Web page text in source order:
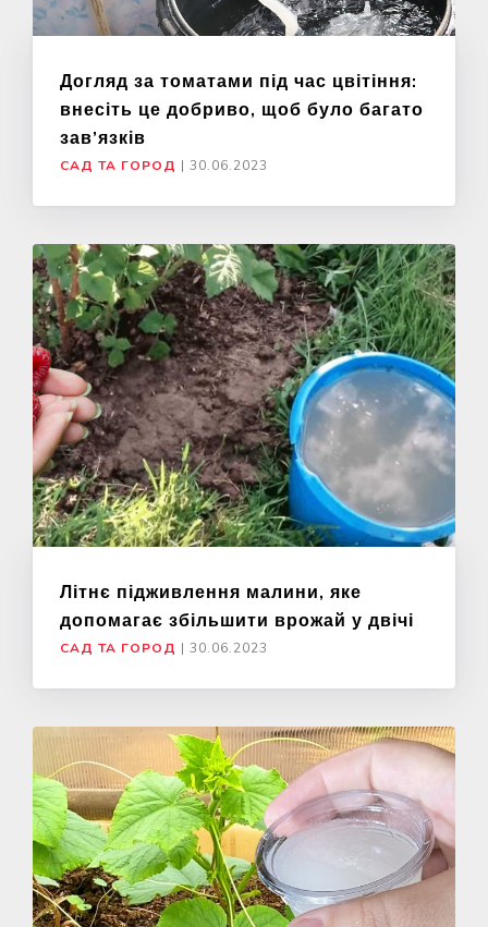
Догляд за томатами під час цвітіння:
внесіть це добриво, щоб було багато
зав’язків
САД ТА ГОРОД | 30.06.2023
Літнє підживлення малини, яке
допомагає збільшити врожай у двічі
САД ТА ГОРОД | 30.06.2023